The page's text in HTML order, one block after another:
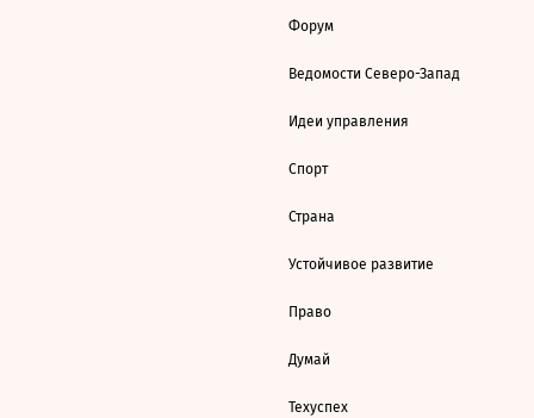
Форум
Ведомости Северо-Запад
Идеи управления
Спорт
Страна
Устойчивое развитие
Право
Думай
Техуспех